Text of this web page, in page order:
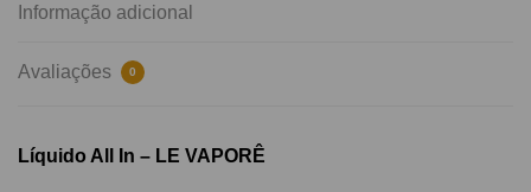
Informação adicional
Avaliações 0
Líquido All In – LE VAPORÊ